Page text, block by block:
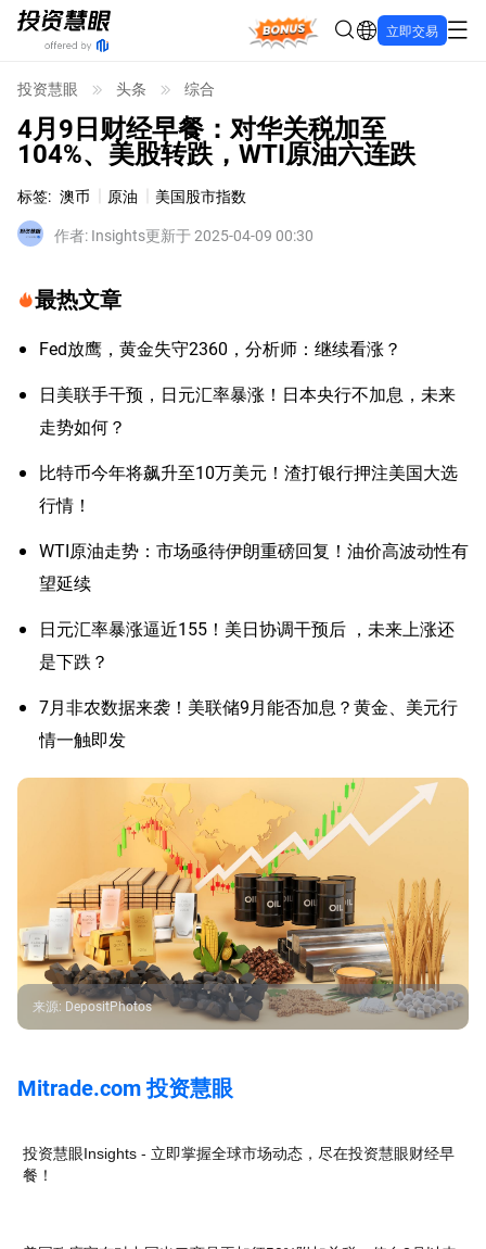
Bonus 立即交易
投资慧眼 头条 综合
4月9日财经早餐：对华关税加至
104%、美股转跌，WTI原油六连跌
标签: 澳币 原油
美国股市指数
作者: Insights更新于 2025-04-09 00:30
最热文章
Fed放鹰，黄金失守2360，分析师：继续看涨？
日美联手干预，日元汇率暴涨！日本央行不加息，未来
走势如何？
比特币今年将飙升至10万美元！渣打银行押注美国大选
行情！
WTI原油走势：市场亟待伊朗重磅回复！油价高波动性有
望延续
日元汇率暴涨逼近155！美日协调干预后 ，未来上涨还
是下跌？
7月非农数据来袭！美联储9月能否加息？黄金、美元行
情一触即发
来源: DepositPhotos
Mitrade.com 投资慧眼
投资慧眼Insights - 立即掌握全球市场动态，尽在投资慧眼财经早
餐！